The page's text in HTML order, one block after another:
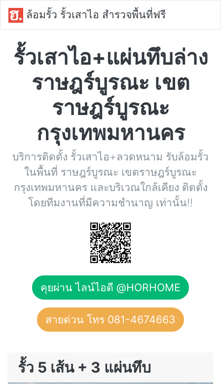
ล้อมรั้ว รั้วเสาไอ สำรวจพื้นที่ฟรี
รั้วเสาไอ+แผ่นทึบล่าง
ราษฎร์บูรณะ เขต
ราษฎร์บูรณะ
กรุงเทพมหานคร
บริการติดตั้ง รั้วเสาไอ+ลวดหนาม รับล้อมรั้ว
ในพื้นที่ ราษฎร์บูรณะ เขตราษฎร์บูรณะ
กรุงเทพมหานคร และบริเวณใกล้เคียง ติดตั้ง
โดยทีมงานที่มีความชำนาญ เท่านั้น!!
คุยผ่าน ไลน์ไอดี @HORHOME
สายด่วน โทร 081-4674663
รั้ว 5 เส้น + 3 แผ่นทึบ